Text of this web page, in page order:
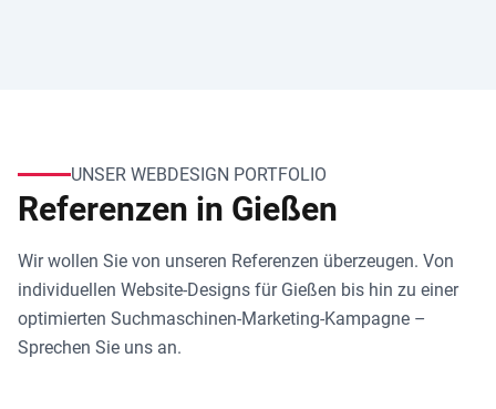
UNSER WEBDESIGN PORTFOLIO
Referenzen in Gießen
Wir wollen Sie von unseren Referenzen überzeugen. Von
individuellen Website-Designs für Gießen bis hin zu einer
optimierten Suchmaschinen-Marketing-Kampagne –
Sprechen Sie uns an.